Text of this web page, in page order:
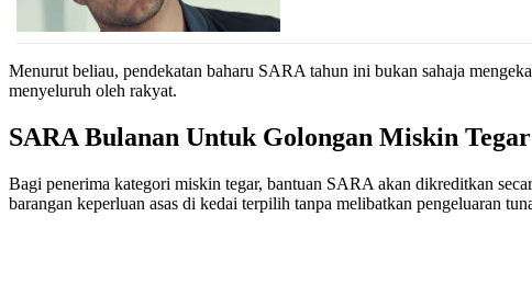
Menurut beliau, pendekatan baharu SARA tahun ini bukan sahaja
menyeluruh oleh rakyat.
SARA Bulanan Untuk Golongan Miskin Tegar
Bagi penerima kategori miskin tegar, bantuan SARA akan dikreditkan
barangan keperluan asas di kedai terpilih tanpa melibatkan pengeluaran